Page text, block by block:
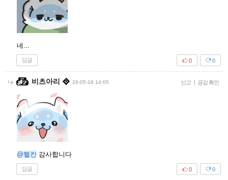
네...
답글 0
0
비츠아리 26-05-18 14:05 신고 | 공감 확인
@헬칸 감사합니다
답글 0
0